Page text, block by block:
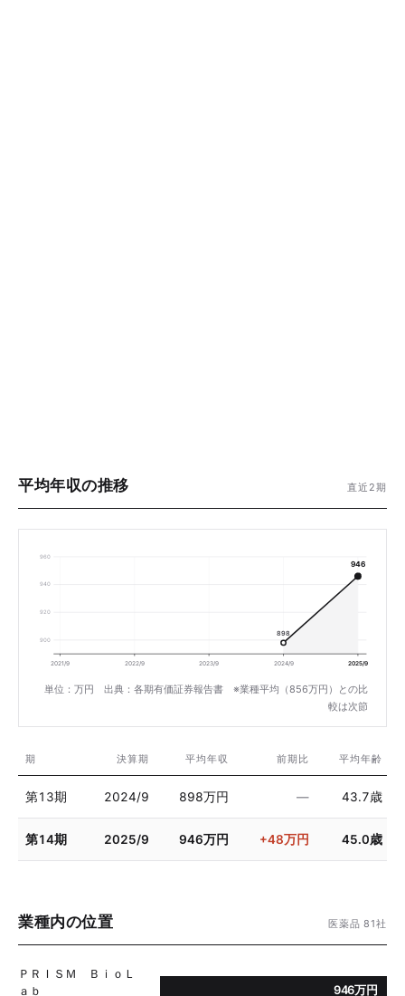
平均年収の推移 直近2期
960
940
920
900
898
946
2021/9 2022/9 2023/9 2024/9 2025/9
単位：万円 出典：各期有価証券報告書 ※業種平均（856万円）との比
較は次節
期 決算期 平均年収 前期比 平均年齢
第13期 2024/9 898万円 — 43.7歳
第14期 2025/9 946万円 +48万円 45.0歳
業種内の位置 医薬品 81社
ＰＲＩＳＭ ＢｉｏＬ
ａｂ
946万円